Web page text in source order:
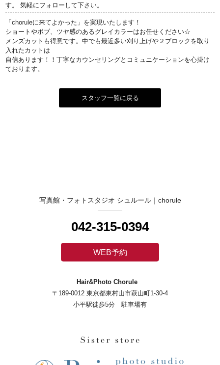
す。 気軽にフォローして下さい。
「choruleに来てよかった」を実現いたします！
ショートやボブ、ツヤ感のあるグレイカラーはお任せください☆
メンズカットも得意です。中でも最近多い刈り上げや２ブロックを取り
入れたカットは
自信あります！！丁寧なカウンセリングとコミュニケーションを心掛け
ております。
スタッフ一覧に戻る
写真館・フォトスタジオ シュルール｜chorule
042-315-0394
WEB予約
Hair&Photo Chorule
〒189-0012 東京都東村山市萩山町1-30-4
小平駅徒歩5分 駐車場有